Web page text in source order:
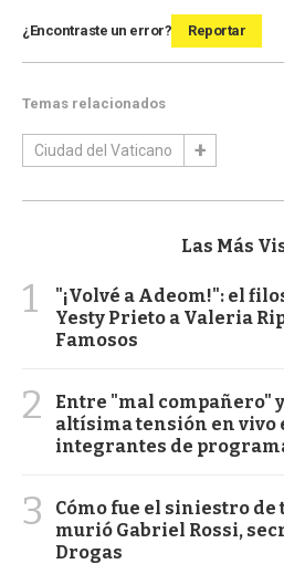
¿Encontraste un error? Reportar
Temas relacionados
Ciudad del Vaticano
Las Más
1
"¡Volvé a Adeom!": el
Yesty Prieto a Valeria
Famosos
2
Entre "mal compañero"
altísima tensión en vivo
integrantes de
3
Cómo fue el siniestro
murió Gabriel Rossi,
Drogas